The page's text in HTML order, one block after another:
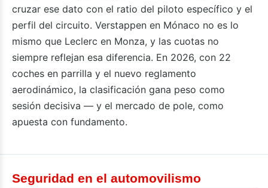
cruzar ese dato con el ratio del piloto específico y el
perfil del circuito. Verstappen en Mónaco no es lo
mismo que Leclerc en Monza, y las cuotas no
siempre reflejan esa diferencia. En 2026, con 22
coches en parrilla y el nuevo reglamento
aerodinámico, la clasificación gana peso como
sesión decisiva — y el mercado de pole, como
apuesta con fundamento.
Seguridad en el automovilismo